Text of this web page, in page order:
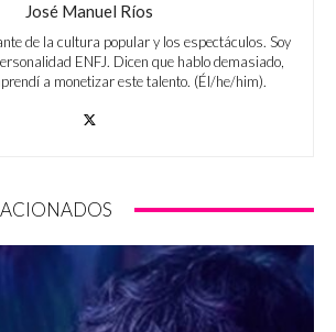
José Manuel Ríos
de la cultura popular y los espectáculos. Soy
ENFJ. Dicen que hablo demasiado,
a monetizar este talento. (Él/he/him).